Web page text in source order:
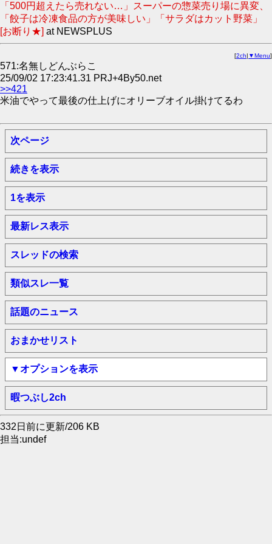
「500円超えたら売れない…」スーパーの惣菜売り場に異変、
「餃子は冷凍食品の方が美味しい」「サラダはカット野菜」
[お断り★] at NEWSPLUS
[2ch| ▼Menu]
571:名無しどんぶらこ
25/09/02 17:23:41.31 PRJ+4By50.net
>>421
米油でやって最後の仕上げにオリーブオイル掛けてるわ
次ページ
続きを表示
1を表示
最新レス表示
スレッドの検索
類似スレ一覧
話題のニュース
おまかせリスト
▼オプションを表示
暇つぶし2ch
332日前に更新/206 KB
担当:undef